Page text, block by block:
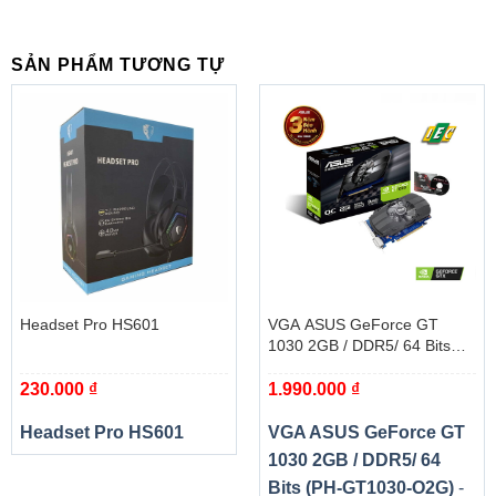
SẢN PHẨM TƯƠNG TỰ
Headset Pro HS601
230.000 ₫
Headset Pro HS601
VGA ASUS GeForce GT
1030 2GB / DDR5/ 64 Bits
1.990.000 ₫
VGA ASUS GeForce GT
1030 2GB / DDR5/ 64
Bits (PH-GT1030-O2G)-